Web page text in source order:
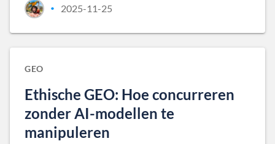
• 2025-11-25
GEO
Ethische GEO: Hoe concurreren
zonder AI-modellen te
manipuleren